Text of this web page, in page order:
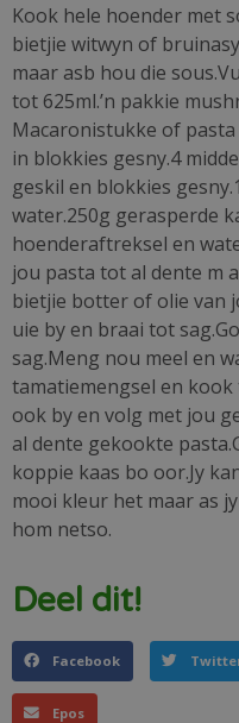
Kook hele hoender met
bietjie witwyn of
maar asb hou die
tot 625ml.’n pakkie
Macaronistukke of
in blokkies gesny.4
geskil en blokkies
water.250g gerasperde
hoenderaftreksel en
jou pasta tot al dente m
bietjie botter of olie van
uie by en braai tot
sag.Meng nou meel en
tamatiemengsel en
ook by en volg met jou
al dente gekookte
koppie kaas bo oor.Jy
mooi kleur het maar as
hom netso.
Deel dit!
Facebook
Epos